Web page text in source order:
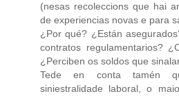
(nesas recoleccions que hai
de experiencias novas e para
¿Por qué? ¿Están
contratos regulamentarios?
¿Perciben os soldos que
Tede en conta tamén
siniestralidade laboral, o